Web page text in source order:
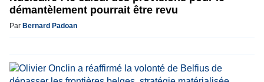
démantèlement pourrait être revu
Par Bernard Padoan